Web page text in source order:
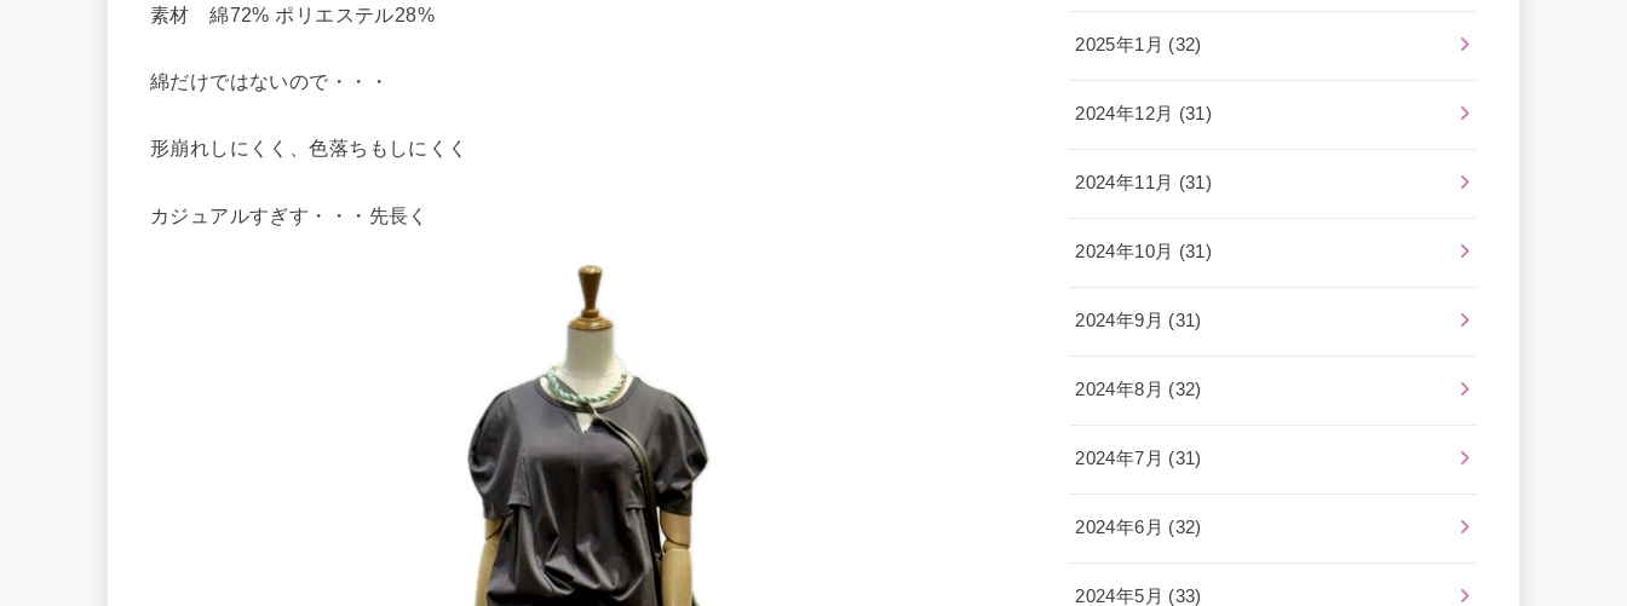
素材 綿72% ポリエステル28%
綿だけではないので・・・
形崩れしにくく、色落ちもしにくく
カジュアルすぎす・・・先長く
2025年1月 (32)
2024年12月 (31)
2024年11月 (31)
2024年10月 (31)
2024年9月 (31)
2024年8月 (32)
2024年7月 (31)
2024年6月 (32)
2024年5月 (33)